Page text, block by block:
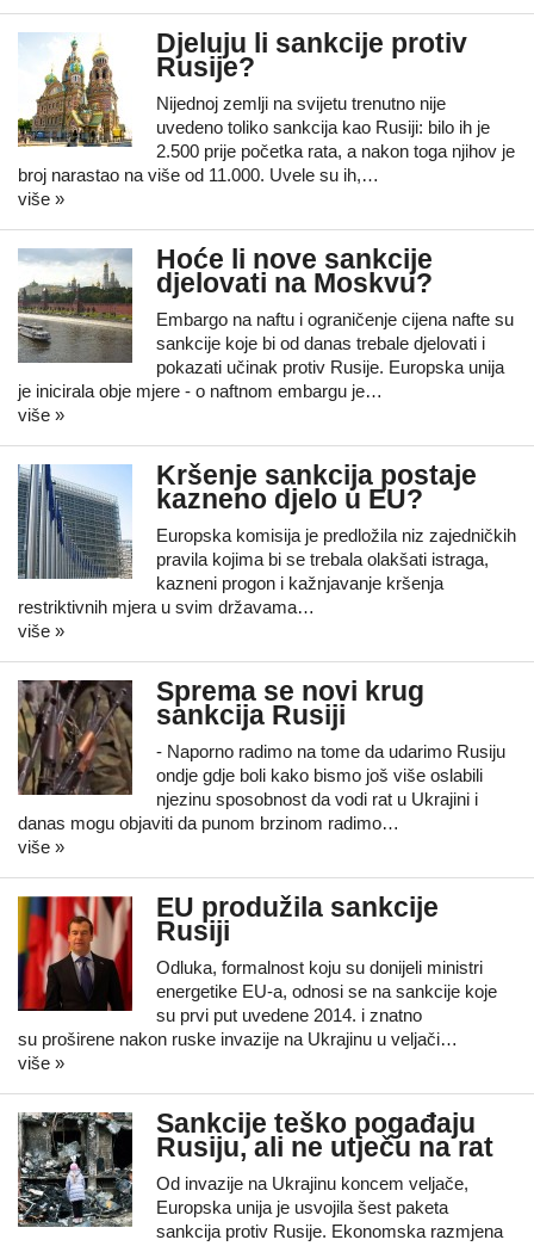
Djeluju li sankcije protiv
Rusije?
Nijednoj zemlji na svijetu trenutno nije
uvedeno ​​toliko sankcija kao Rusiji: bilo ih je
2.500 prije početka rata, a nakon toga njihov je
broj narastao na više od 11.000. Uvele su ih,…
više »
Hoće li nove sankcije
djelovati na Moskvu?
Embargo na naftu i ograničenje cijena nafte su
sankcije koje bi od danas trebale djelovati i
pokazati učinak protiv Rusije. Europska unija
je inicirala obje mjere - o naftnom embargu je…
više »
Kršenje sankcija postaje
kazneno djelo u EU?
Europska komisija je predložila niz zajedničkih
pravila kojima bi se trebala olakšati istraga,
kazneni progon i kažnjavanje kršenja
restriktivnih mjera u svim državama…
više »
Sprema se novi krug
sankcija Rusiji
- Naporno radimo na tome da udarimo Rusiju
ondje gdje boli kako bismo još više oslabili
njezinu sposobnost da vodi rat u Ukrajini i
danas mogu objaviti da punom brzinom radimo…
više »
EU produžila sankcije
Rusiji
Odluka, formalnost koju su donijeli ministri
energetike EU-a, odnosi se na sankcije koje
su prvi put uvedene 2014. i znatno
su proširene nakon ruske invazije na Ukrajinu u veljači…
više »
Sankcije teško pogađaju
Rusiju, ali ne utječu na rat
Od invazije na Ukrajinu koncem veljače,
Europska unija je usvojila šest paketa
sankcija protiv Rusije. Ekonomska razmjena